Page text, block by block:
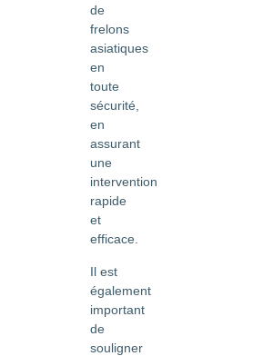
de
frelons
asiatiques
en
toute
sécurité,
en
assurant
une
intervention
rapide
et
efficace.
Il est
également
important
de
souligner